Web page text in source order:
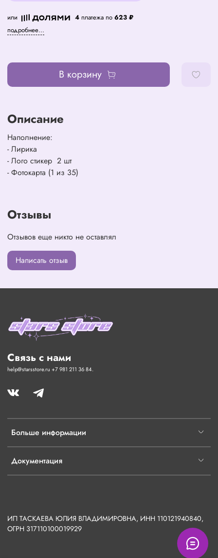
или 4 платежа по 623 ₽
подробнее...
В корзину
Описание
Наполнение:
- Лирика
- Лого стикер 2 шт
- Фотокарта (1 из 35)
Отзывы
Отзывов еще никто не оставлял
Написать отзыв
Больше информации
Документация
Связь с нами
help@starsstore.ru +7 981 211 36 84.
ИП ТАСКАЕВА ЮЛИЯ ВЛАДИМИРОВНА, ИНН 110121940840,
ОГРН 317110100019929